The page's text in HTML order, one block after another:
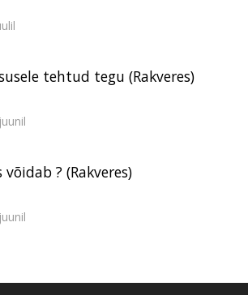
tehtud tegu (Rakveres)
võidab ? (Rakveres)